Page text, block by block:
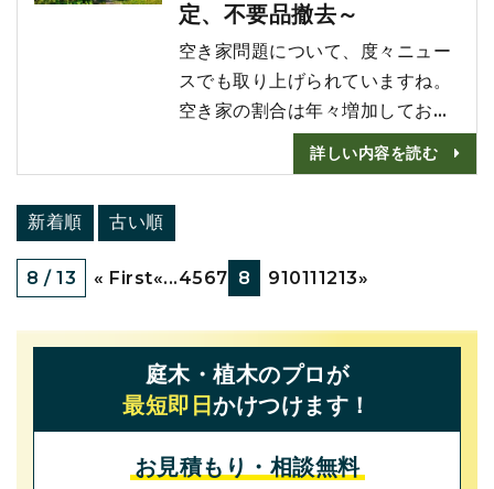
垣を剪定するか伐採するかを決め
ましょう。 剪定(せんてい)とは
剪定とは、木･･･
定、不要品撤去～
空き家問題について、度々ニュー
スでも取り上げられていますね。
空き家の割合は年々増加してお
り、総務省の平成30年度の住宅・
土地統計調査によれば空き家率は
う」とお悩みの方も多いのではな
いでしょうか。 空き家は誰も住
理が疎かになりがちです。 とは言
え、そのまま放置しているわけに
はいきませ･･･
詳しい内容を読む
新着順 古い順
8 / 13 « First«...4567 8 910111213»
庭木・植木のプロが
最短即日かけつけます！
お見積もり・相談無料